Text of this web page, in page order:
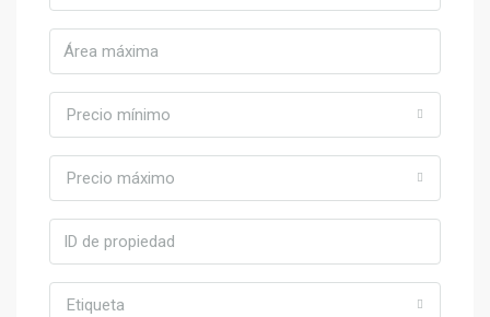
Precio mínimo
Precio máximo
Etiqueta